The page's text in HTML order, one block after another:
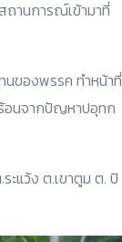
ถานการณ์เข้ามาที่
นของพรรค ทำหน้าที่
อนจากปัญหาปอุทก
แว้ง ต.เขาตูม ต. ปิ